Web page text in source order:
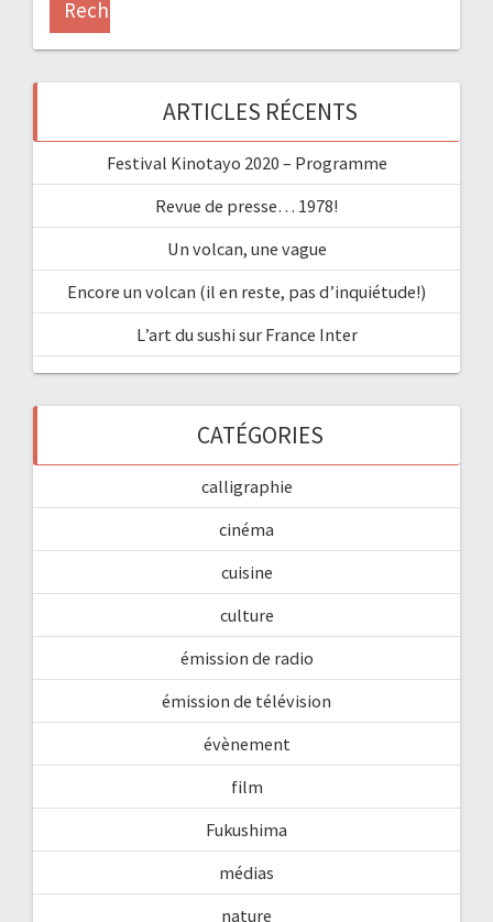
ARTICLES RÉCENTS
Festival Kinotayo 2020 – Programme
Revue de presse… 1978!
Un volcan, une vague
Encore un volcan (il en reste, pas d’inquiétude!)
L’art du sushi sur France Inter
CATÉGORIES
calligraphie
cinéma
cuisine
culture
émission de radio
émission de télévision
évènement
film
Fukushima
médias
nature